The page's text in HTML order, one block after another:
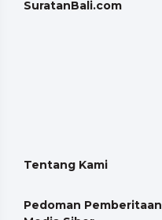
SuratanBali.com
Tentang Kami
Pedoman Pemberitaan